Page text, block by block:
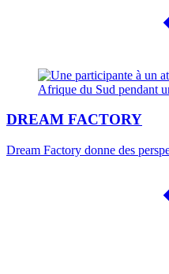
DREAM FACTORY
Dream Factory donne des